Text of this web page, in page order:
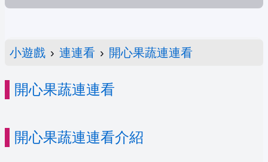
小遊戲 › 連連看 › 開心果蔬連連看
開心果蔬連連看
開心果蔬連連看介紹